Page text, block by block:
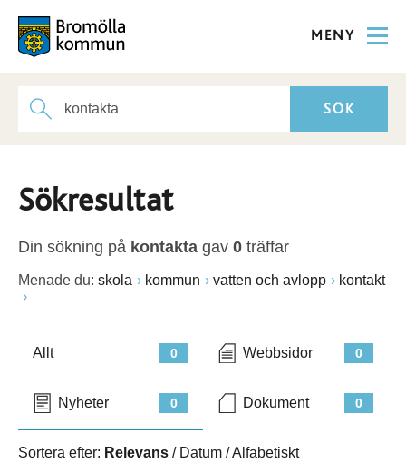
MENY
Sökresultat
Din sökning på kontakta gav 0 träffar
Menade du: skola kommun vatten och avlopp kontakt
0
Allt 0
Webbsidor
0
Nyheter 0
Dokument
Sortera efter: Relevans / Datum /Alfabetiskt